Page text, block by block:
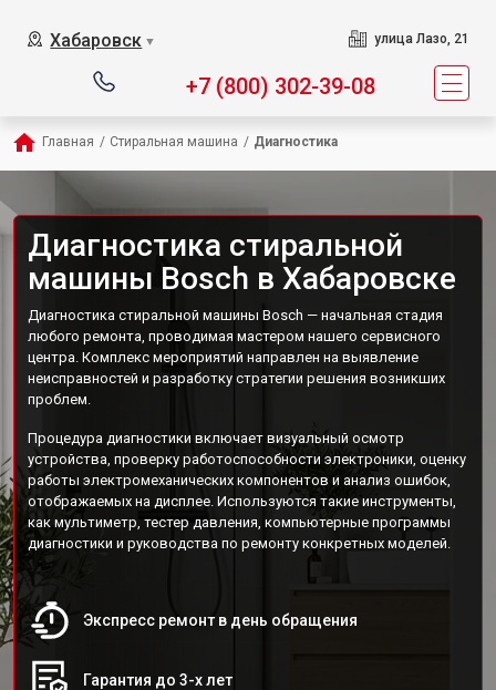
Хабаровск ▼ улица Лазо, 21
+7 (800) 302-39-08
Главная / Стиральная машина / Диагностика
Диагностика стиральной
машины Bosch в Хабаровске
Диагностика стиральной машины Bosch — начальная стадия
любого ремонта, проводимая мастером нашего сервисного
центра. Комплекс мероприятий направлен на выявление
неисправностей и разработку стратегии решения возникших
проблем.
Процедура диагностики включает визуальный осмотр
устройства, проверку работоспособности электроники, оценку
работы электромеханических компонентов и анализ ошибок,
отображаемых на дисплее. Используются такие инструменты,
как мультиметр, тестер давления, компьютерные программы
диагностики и руководства по ремонту конкретных моделей.
Экспресс ремонт в день обращения
Гарантия до 3-х лет